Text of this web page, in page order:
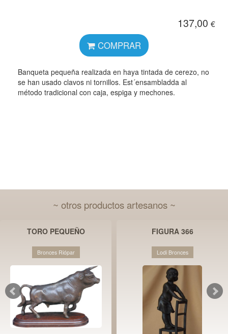
137,00 €
COMPRAR
Banqueta pequeña realizada en haya tintada de cerezo, no
se han usado clavos ni tornillos. Est´ensambladda al
método tradicional con caja, espiga y mechones.
~ otros productos artesanos ~
TORO PEQUEÑO
Bronces Riópar
FIGURA 366
Lodi Bronces